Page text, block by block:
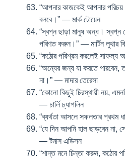
“আপনার কাজকেই আপনার পরিচয়
বলবে।” — মার্ক টোয়েন
“স্বপ্ন ছাড়া মানুষ অন্ধ। স্বপ্ন
পরিণত করুন।” — মার্টিন লুথার
“কঠোর পরিশ্রম করলেই সাফল্য
“অন্যের জন্য যা করতে পারবেন,
না।” — মাদার তেরেসা
“কোনো কিছুই চিরস্থায়ী নয়,
— চার্লি চ্যাপলিন
“ব্যর্থতা আসলে সফলতার প্রথম
“যে দিন আপনি হাল ছাড়বেন
— টমাস এডিসন
“শান্ত মনে চিন্তা করুন, কঠোর